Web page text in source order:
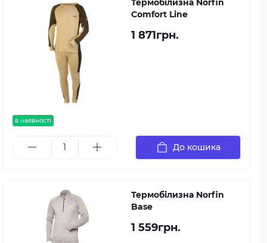
в наявності
Comfort Line
1 871грн.
До кошика
Термобілизна Norfin
Base
1 559грн.